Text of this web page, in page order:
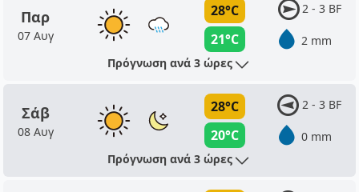
Παρ
07 Αυγ
28°C
21°C
2 - 3 BF
2 mm
Πρόγνωση ανά 3 ώρες
Σάβ
08 Αυγ
28°C
20°C
2 - 3 BF
0 mm
Πρόγνωση ανά 3 ώρες